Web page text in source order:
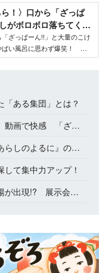
ら！〉口から「ざっぱ
がボロボロ落ちてくる
誕！ 『こけしぞろぞ
がもえさんインタビ
ざっぱーん!!」と大量のこけ
ばい風呂に思わず爆笑！ こ
「ある集団」とは？
「ざっぱーん!!」体験
らゆういちさん主宰の絵本講座
て集中力アップ！
ろぞろ』絵本パネル展は2025年４月８日まで